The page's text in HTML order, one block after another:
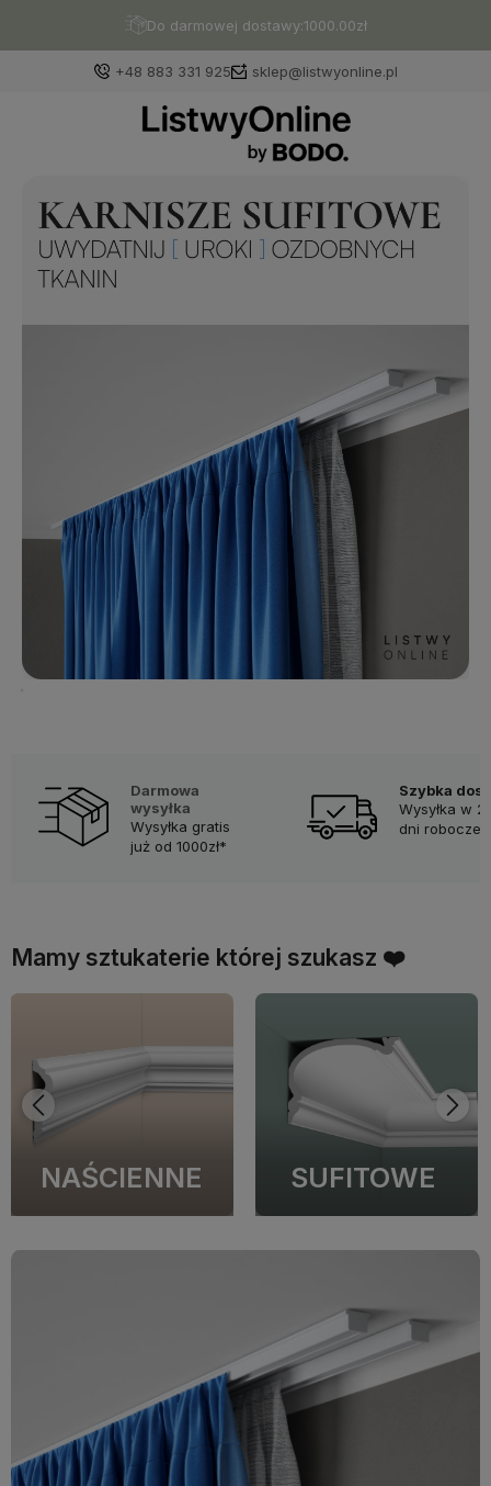
Do darmowej dostawy:1000.00zł
+48 883 331 925 sklep@listwyonline.pl
Zaloguj się
Załóż konto
Wybierz coś dla siebie z naszej aktualnej oferty lub
zaloguj się, aby przywrócić dodane produkty do listy
z poprzedniej sesji.
Darmowa
wysyłka
Wysyłka gratis
już od 1000zł*
Szybka
Wysyłka w
dni robocze
Mamy sztukaterie której szukasz ❤️
NAŚCIENNE SUFITOWE